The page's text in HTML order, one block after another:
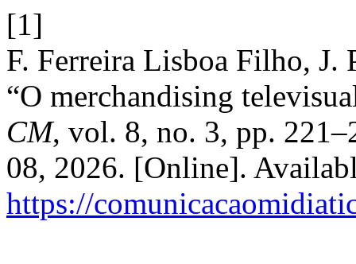
[1]
F. Ferreira Lisboa Filho, J.
“O merchandising
CM, vol. 8, no. 3, pp.
08, 2026. [Online].
https://